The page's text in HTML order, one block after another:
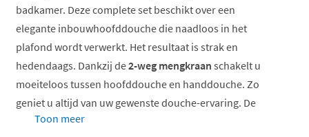
badkamer. Deze complete set beschikt over een
elegante inbouwhoofddouche die naadloos in het
plafond wordt verwerkt. Het resultaat is strak en
hedendaags. Dankzij de2-weg mengkraan schakelt u
moeiteloos tussen hoofddouche en handdouche. Zo
geniet u altijd van uw gewenste douche-ervaring. De
temperatuur regelt u handmatig door warm en koud
Toon meer